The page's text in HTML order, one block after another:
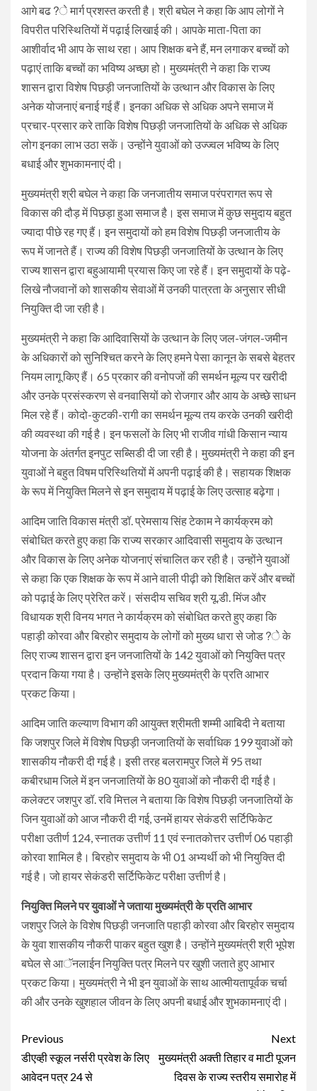
आगे बढ?े मार्ग प्रशस्त करती है। श्री बघेल ने कहा कि आप लोगों ने
विपरीत परिस्थितियों में पढ़ाई लिखाई की। आपके माता-पिता का
आशीर्वाद भी आप के साथ रहा। आप शिक्षक बने हैं, मन लगाकर बच्चों को
पढ़ाएं ताकि बच्चों का भविष्य अच्छा हो। मुख्यमंत्री ने कहा कि राज्य
शासन द्वारा विशेष पिछड़ी जनजातियों के उत्थान और विकास के लिए
अनेक योजनाएं बनाई गई हैं। इनका अधिक से अधिक अपने समाज में
प्रचार-प्रसार करे ताकि विशेष पिछड़ी जनजातियों के अधिक से अधिक
लोग इनका लाभ उठा सकें। उन्होंने युवाओं को उज्ज्वल भविष्य के लिए
बधाई और शुभकामनाएं दी।
मुख्यमंत्री श्री बघेल ने कहा कि जनजातीय समाज परंपरागत रूप से
विकास की दौड़ में पिछड़ा हुआ समाज है। इस समाज में कुछ समुदाय बहुत
ज्यादा पीछे रह गए हैं। इन समुदायों को हम विशेष पिछड़ी जनजातीय के
रूप में जानते हैं। राज्य की विशेष पिछड़ी जनजातियों के उत्थान के लिए
राज्य शासन द्वारा बहुआयामी प्रयास किए जा रहे हैं। इन समुदायों के पढ़े-
लिखे नौजवानों को शासकीय सेवाओं में उनकी पात्रता के अनुसार सीधी
नियुक्ति दी जा रही है।
मुख्यमंत्री ने कहा कि आदिवासियों के उत्थान के लिए जल-जंगल-जमीन
के अधिकारों को सुनिश्चित करने के लिए हमने पेसा कानून के सबसे बेहतर
नियम लागू किए हैं। 65 प्रकार की वनोपजों की समर्थन मूल्य पर खरीदी
और उनके प्रसंस्करण से वनवासियों को रोजगार और आय के अच्छे साधन
मिल रहे हैं। कोदो-कुटकी-रागी का समर्थन मूल्य तय करके उनकी खरीदी
की व्यवस्था की गई है। इन फसलों के लिए भी राजीव गांधी किसान न्याय
योजना के अंतर्गत इनपुट सब्सिडी दी जा रही है। मुख्यमंत्री ने कहा की इन
युवाओं ने बहुत विषम परिस्थितियों में अपनी पढ़ाई की है। सहायक शिक्षक
के रूप में नियुक्ति मिलने से इन समुदाय में पढ़ाई के लिए उत्साह बढ़ेगा।
आदिम जाति विकास मंत्री डॉ. प्रेमसाय सिंह टेकाम ने कार्यक्रम को
संबोधित करते हुए कहा कि राज्य सरकार आदिवासी समुदाय के उत्थान
और विकास के लिए अनेक योजनाएं संचालित कर रही है। उन्होंने युवाओं
से कहा कि एक शिक्षक के रूप में आने वाली पीढ़ी को शिक्षित करें और बच्चों
को पढ़ाई के लिए प्रेरित करें। संसदीय सचिव श्री यू.डी. मिंज और
विधायक श्री विनय भगत ने कार्यक्रम को संबोधित करते हुए कहा कि
पहाड़ी कोरवा और बिरहोर समुदाय के लोगों को मुख्य धारा से जोड?े के
लिए राज्य शासन द्वारा इन जनजातियों के 142 युवाओं को नियुक्ति पत्र
प्रदान किया गया है। उन्होंने इसके लिए मुख्यमंत्री के प्रति आभार
प्रकट किया।
आदिम जाति कल्याण विभाग की आयुक्त श्रीमती शम्मी आबिदी ने बताया
कि जशपुर जिले में विशेष पिछड़ी जनजातियों के सर्वाधिक 199 युवाओं को
शासकीय नौकरी दी गई है। इसी तरह बलरामपुर जिले में 95 तथा
कबीरधाम जिले में इन जनजातियों के 80 युवाओं को नौकरी दी गई है।
कलेक्टर जशपुर डॉ. रवि मित्तल ने बताया कि विशेष पिछड़ी जनजातियों के
जिन युवाओं को आज नौकरी दी गई, उनमें हायर सेकंडरी सर्टिफिकेट
परीक्षा उतीर्ण 124, स्नातक उत्तीर्ण 11 एवं स्नातकोत्तर उत्तीर्ण 06 पहाड़ी
कोरवा शामिल है। बिरहोर समुदाय के भी 01 अभ्यर्थी को भी नियुक्ति दी
गई है। जो हायर सेकंडरी सर्टिफिकेट परीक्षा उत्तीर्ण है।
नियुक्ति मिलने पर युवाओं ने जताया मुख्यमंत्री के प्रति आभार
जशपुर जिले के विशेष पिछड़ी जनजाति पहाड़ी कोरवा और बिरहोर समुदाय
के युवा शासकीय नौकरी पाकर बहुत खुश है। उन्होंने मुख्यमंत्री श्री भूपेश
बघेल से आॅनलाईन नियुक्ति पत्र मिलने पर खुशी जताते हुए आभार
प्रकट किया। मुख्यमंत्री ने भी इन युवाओं के साथ आत्मीयतापूर्वक चर्चा
की और उनके खुशहाल जीवन के लिए अपनी बधाई और शुभकामनाएं दी।
Continue
Reading
Previous
डीएव्ही स्कूल नर्सरी प्रवेश के लिए
आवेदन पत्र 24 से
Next
मुख्यमंत्री अक्ती तिहार व माटी पूजन
दिवस के राज्य स्तरीय समारोह में